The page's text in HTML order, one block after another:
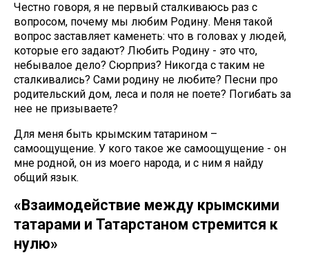
Честно говоря, я не первый сталкиваюсь раз с
вопросом, почему мы любим Родину. Меня такой
вопрос заставляет каменеть: что в головах у людей,
которые его задают? Любить Родину - это что,
небывалое дело? Сюрприз? Никогда с таким не
сталкивались? Сами родину не любите? Песни про
родительский дом, леса и поля не поете? Погибать за
нее не призываете?
Для меня быть крымским татарином –
самоощущение. У кого такое же самоощущение - он
мне родной, он из моего народа, и с ним я найду
общий язык.
«Взаимодействие между крымскими
татарами и Татарстаном стремится к
нулю»